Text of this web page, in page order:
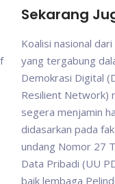
Sekarang
Koalisi nasional
yang tergabung
Demokrasi Digital
Resilient Network)
segera menjamin
didasarkan pada
undang Nomor 27
Data Pribadi (UU
baik lembaga